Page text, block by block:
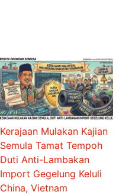
Kerajaan Mulakan Kajian
Semula Tamat Tempoh
Duti Anti-Lambakan
Import Gegelung Keluli
China, Vietnam